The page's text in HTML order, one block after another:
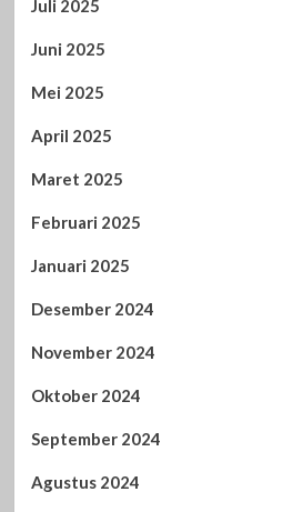
Juli 2025
Juni 2025
Mei 2025
April 2025
Maret 2025
Februari 2025
Januari 2025
Desember 2024
November 2024
Oktober 2024
September 2024
Agustus 2024